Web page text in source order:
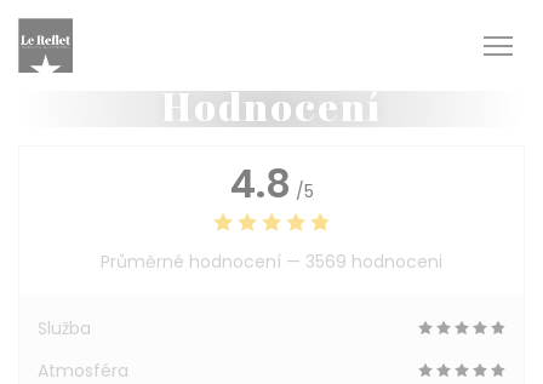
Panel pro správu cookies
Hodnocení
4.8 /5
Průměrné hodnocení — 3569 hodnoceni
Služba
Atmosféra